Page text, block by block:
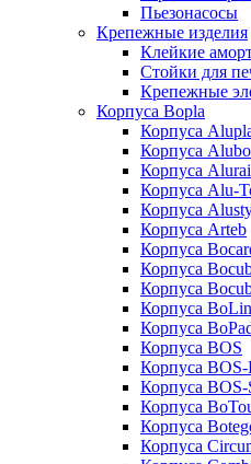
Пьезонасосы
Крепежные изделия
Клейкие
Стойки для
Крепежные
Корпуса Bopla
Корпуса
Корпуса
Корпуса
Корпуса Alu-
Корпуса
Корпуса Arteb
Корпуса
Корпуса
Корпуса
Корпуса
Корпуса
Корпуса BOS
Корпуса
Корпуса BOS-
Корпуса
Корпуса
Корпуса